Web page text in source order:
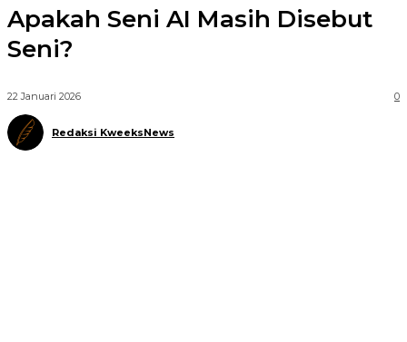
Apakah Seni AI Masih Disebut
Seni?
0
22 Januari 2026
Redaksi KweeksNews